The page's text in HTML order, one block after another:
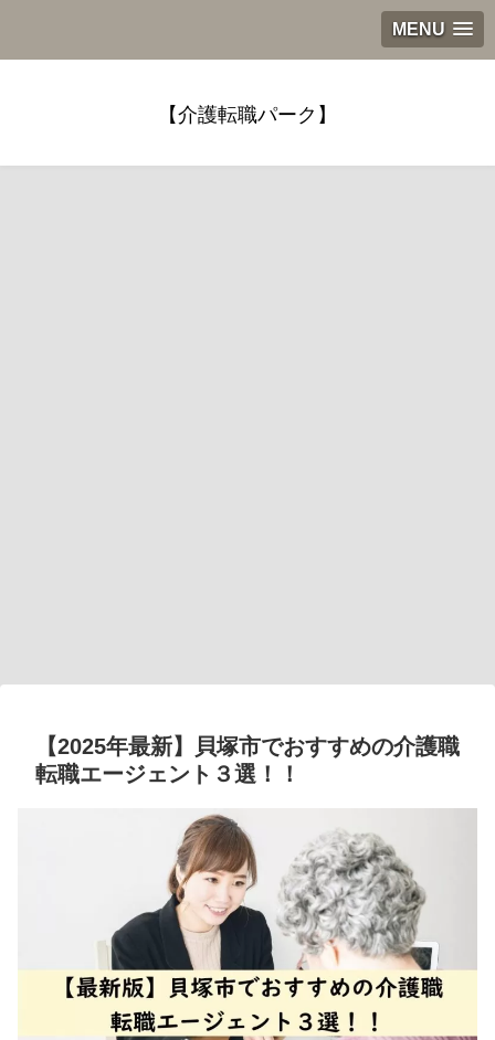
MENU
【介護転職パーク】
【2025年最新】貝塚市でおすすめの介護職
転職エージェント３選！！